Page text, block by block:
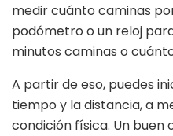
medir cuánto caminas
podómetro o un reloj
minutos caminas o
A partir de eso, puedes
tiempo y la distancia, a
condición física. Un buen